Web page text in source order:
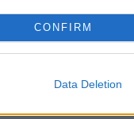
CONFIRM
Data Deletion